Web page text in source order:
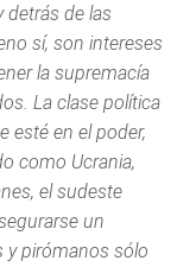
detrás de las
sí, son intereses
la supremacía
La clase política
esté en el poder,
como Ucrania,
el sudeste
un
y pirómanos sólo